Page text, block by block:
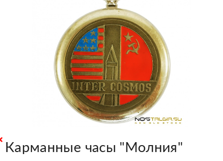
Карманные часы "Молния"